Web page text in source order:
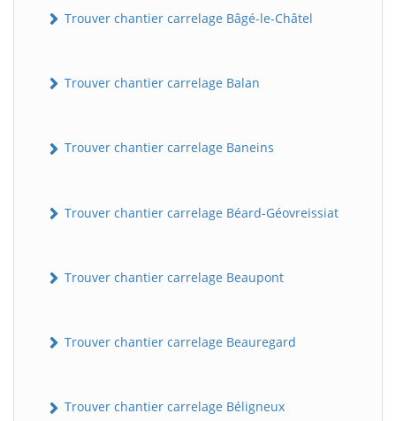
Trouver chantier carrelage Bâgé-le-Châtel
Trouver chantier carrelage Balan
Trouver chantier carrelage Baneins
Trouver chantier carrelage Béard-Géovreissiat
Trouver chantier carrelage Beaupont
Trouver chantier carrelage Beauregard
Trouver chantier carrelage Béligneux